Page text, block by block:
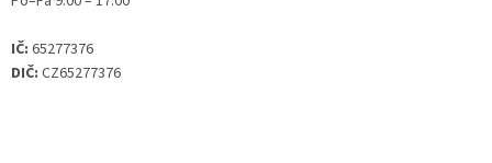
IČ: 65277376
DIČ: CZ65277376